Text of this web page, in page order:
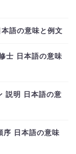
語の意味と例文
士 日本語の意味
説明 日本語の意
日本語の意味